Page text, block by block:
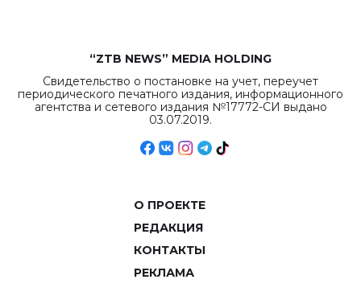
“ZTB NEWS” MEDIA HOLDING
Свидетельство о постановке на учет, переучет
периодического печатного издания, информационного
агентства и сетевого издания №17772-СИ выдано
03.07.2019.
О ПРОЕКТЕ
РЕДАКЦИЯ
КОНТАКТЫ
РЕКЛАМА